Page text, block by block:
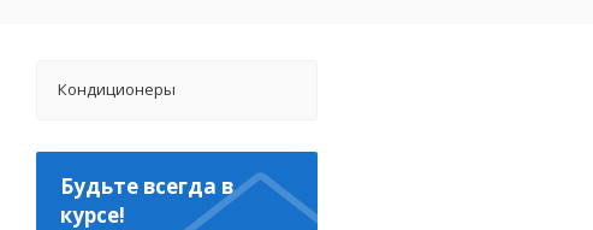
Кондиционеры
Будьте всегда в
курсе!